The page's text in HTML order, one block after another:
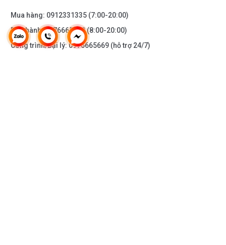
Mua hàng: 0912331335 (7:00-20:00)
Bảo hành:0976665669(8:00-20:00)
Công trình/Đại lý:0976665669 (hỗ trợ 24/7)